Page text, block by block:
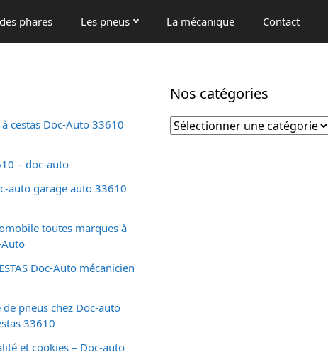
phares Les pneus La mécanique Contact
cestas Doc-Auto 33610
– doc-auto
auto garage auto 33610
toutes marques à
Auto
Doc-Auto mécanicien
pneus chez Doc-auto
33610
et cookies – Doc-auto
Nos catégories
Catégories